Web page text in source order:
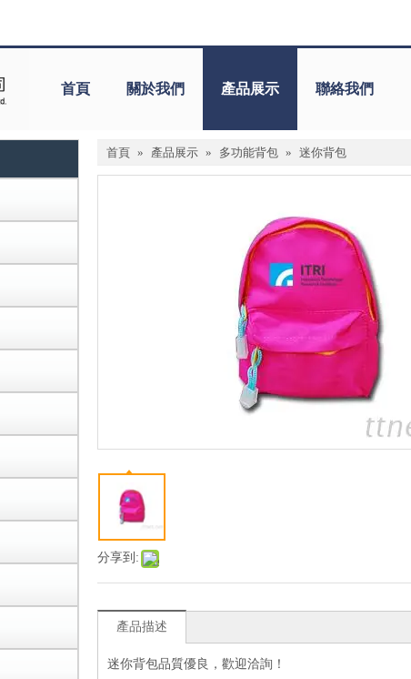
首頁 關於我們 產品展示 聯絡我們
首頁 » 產品展示 » 多功能背包 » 迷你背包
分享到:
產品描述
迷你背包品質優良，歡迎洽詢！